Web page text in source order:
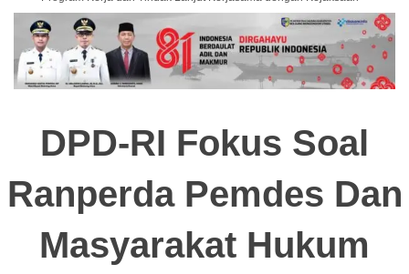
DPD-RI Fokus Soal
Ranperda Pemdes Dan
Masyarakat Hukum